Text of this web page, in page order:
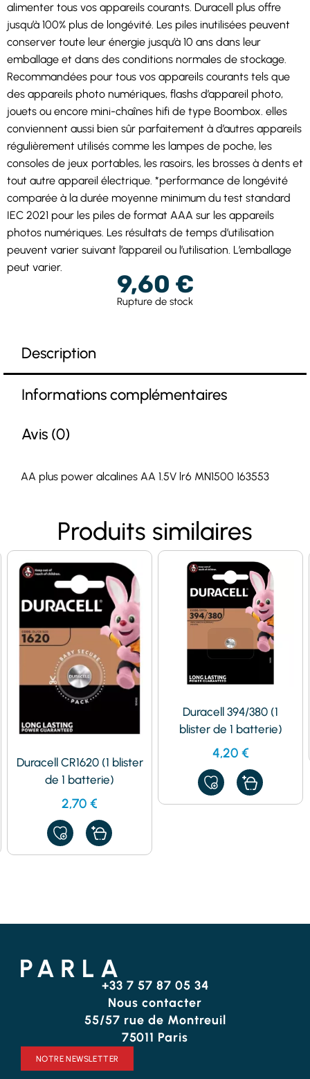
alimenter tous vos appareils courants. Duracell plus offre
jusqu’à 100% plus de longévité. Les piles inutilisées peuvent
conserver toute leur énergie jusqu’à 10 ans dans leur
emballage et dans des conditions normales de stockage.
Recommandées pour tous vos appareils courants tels que
des appareils photo numériques, flashs d’appareil photo,
jouets ou encore mini-chaînes hifi de type Boombox. elles
conviennent aussi bien sûr parfaitement à d’autres appareils
régulièrement utilisés comme les lampes de poche, les
consoles de jeux portables, les rasoirs, les brosses à dents et
tout autre appareil électrique. *performance de longévité
comparée à la durée moyenne minimum du test standard
IEC 2021 pour les piles de format AAA sur les appareils
photos numériques. Les résultats de temps d’utilisation
peuvent varier suivant l’appareil ou l’utilisation. L’emballage
peut varier.
9,60 €
Rupture de stock
Description
Informations complémentaires
Avis (0)
AA plus power alcalines AA 1.5V lr6 MN1500 163553
Produits similaires
Duracell CR1620 (1 blister
de 1 batterie)
2,70 €
AJOUTER
À
MES
Duracell 394/380 (1
blister de 1 batterie)
4,20 €
AJOUTER
À
MES
+33 7 57 87 05 34
Nous contacter
55/57 rue de Montreuil
75011 Paris
NOTRE NEWSLETTER